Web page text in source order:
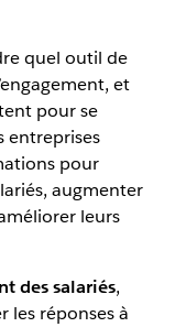
quel outil de
et
pour se
entreprises
pour
augmenter
leurs
des salariés,
les réponses à